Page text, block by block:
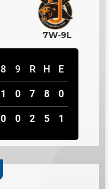
8 9
1 0
0 0
R H E
7 8 0
2 5 1
7W-9L